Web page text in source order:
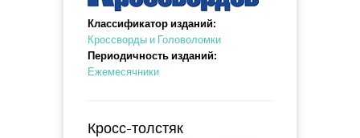
Классификатор изданий:
Кроссворды и Головоломки
Периодичность изданий:
Ежемесячники
Кросс-толстяк